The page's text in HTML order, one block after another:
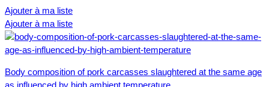
Ajouter à ma liste
Ajouter à ma liste
Body composition of pork carcasses slaughtered at the same age
as influenced by high ambient temperature